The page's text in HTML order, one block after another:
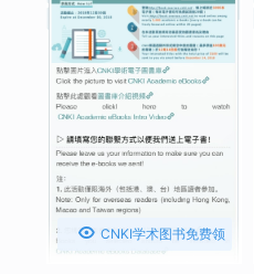
 CNKI学术图书免费领